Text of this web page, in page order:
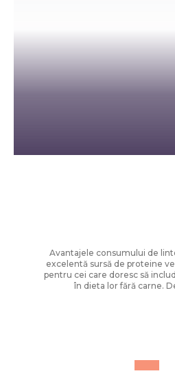
Avantajele consumului de
excelentă sursă de proteine
pentru cei care doresc să
în dieta lor fără carne.